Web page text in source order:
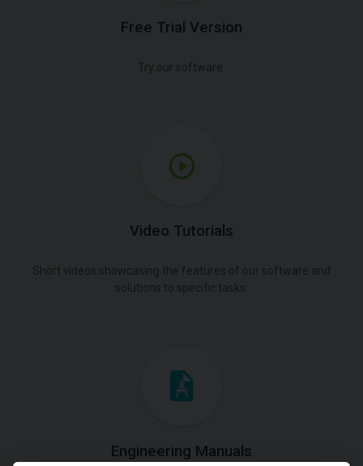
Free Trial Version
Video Tutorials
Engineering Manuals